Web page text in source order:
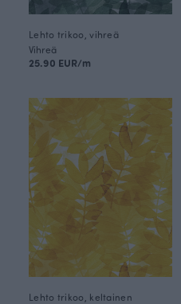
Lehto trikoo, vihreä
Vihreä
25.90 EUR/m
Lehto trikoo, keltainen